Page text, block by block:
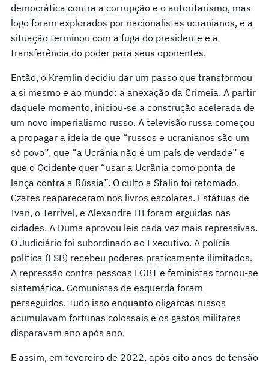
democrática contra a corrupção e o autoritarismo, mas
logo foram explorados por nacionalistas ucranianos, e a
situação terminou com a fuga do presidente e a
transferência do poder para seus oponentes.
Então, o Kremlin decidiu dar um passo que transformou
a si mesmo e ao mundo: a anexação da Crimeia. A partir
daquele momento, iniciou-se a construção acelerada de
um novo imperialismo russo. A televisão russa começou
a propagar a ideia de que “russos e ucranianos são um
só povo”, que “a Ucrânia não é um país de verdade” e
que o Ocidente quer “usar a Ucrânia como ponta de
lança contra a Rússia”. O culto a Stalin foi retomado.
Czares reapareceram nos livros escolares. Estátuas de
Ivan, o Terrível, e Alexandre III foram erguidas nas
cidades. A Duma aprovou leis cada vez mais repressivas.
O Judiciário foi subordinado ao Executivo. A polícia
política (FSB) recebeu poderes praticamente ilimitados.
A repressão contra pessoas LGBT e feministas tornou-se
sistemática. Comunistas de esquerda foram
perseguidos. Tudo isso enquanto oligarcas russos
acumulavam fortunas colossais e os gastos militares
disparavam ano após ano.
E assim, em fevereiro de 2022, após oito anos de tensão